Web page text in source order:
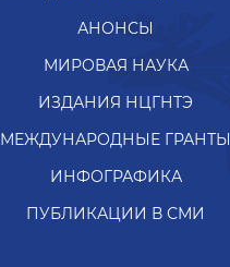
АНОНСЫ
МИРОВАЯ НАУКА
ИЗДАНИЯ НЦГНТЭ
МЕЖДУНАРОДНЫЕ ГРАНТЫ
ИНФОГРАФИКА
ПУБЛИКАЦИИ В СМИ